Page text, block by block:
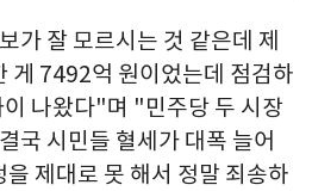
가 잘 모르시는 것 같은데 제
게 7492억 원이었는데 점검하
나왔다"며 "민주당 두 시장
국 시민들 혈세가 대폭 늘어
제대로 못 해서 정말 죄송하